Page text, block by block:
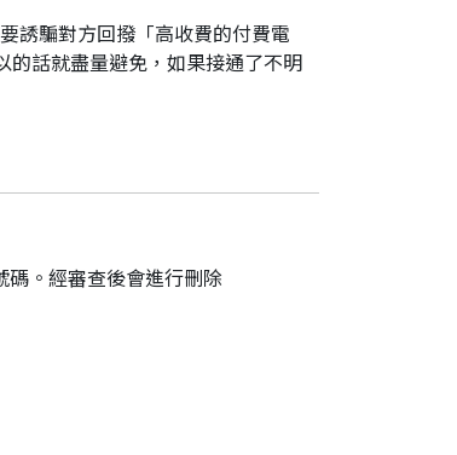
誘騙對方回撥「高收費的付費電
的話就盡量避免，如果接通了不明
碼。經審查後會進行刪除